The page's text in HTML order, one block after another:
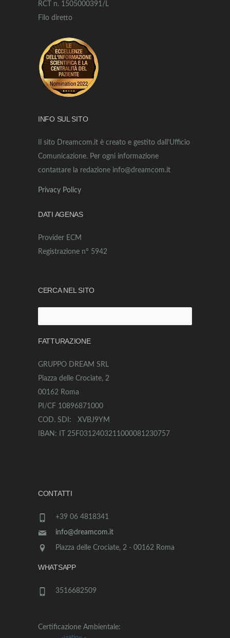
RCT n. 1505000391/L
Filo diretto
INFO SUL SITO
Il sito Dreamcom.it è creato e gestito dall’Ufficio
Comunicazione. Per ogni informazione
contattare la redazione info@dreamcom.it
Privacy Policy
DATI AGENAS
Provider ECM
Registrazione n° 5942
CERCA NEL SITO
per:
FATTURAZIONE
GRUPPO DREAM SRL
Piazza delle Crociate, 2
00162 Roma
PI/CF 10896871000
COD. SDI: XVBJ9YM
IBAN: IT 25F0312403211000081230757
CONTATTI
+39 06 4818341
info@dreamcom.it
Piazza delle Crociate, 2 - 00162 Roma
WHATSAPP
3516682509
Certificazione Ambientale: